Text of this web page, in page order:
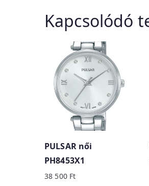
Kapcsolódó
PULSAR női
PH8453X1
38 500 Ft